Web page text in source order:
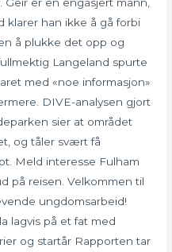
klarer han ikke å gå forbi
å plukke det opp og
Langeland spurte
med «noe informasjon»
DIVE-analysen gjort
sier at området
og tåler svært få
Meld interesse Fulham
på reisen. Velkommen til
ungdomsarbeid!
lagvis på et fat med
og startår Rapporten tar